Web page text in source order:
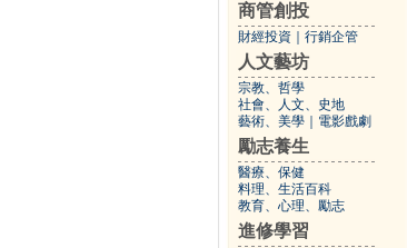
商管創投
財經投資 行銷企管
人文藝坊
宗教、哲學
社會、人文、史地
藝術、美學
電影戲劇
勵志養生
醫療、保健
料理、生活百科
教育、心理、勵志
進修學習